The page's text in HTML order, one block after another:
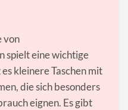
von
spielt eine wichtige
kleinere Taschen mit
die sich besonders
eignen. Es gibt